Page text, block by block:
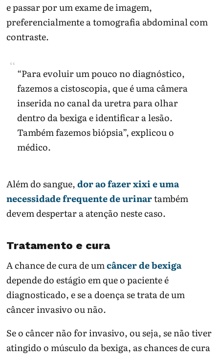
e passar por um exame de imagem,
preferencialmente a tomografia abdominal com
contraste.
“Para evoluir um pouco no diagnóstico,
fazemos a cistoscopia, que é uma câmera
inserida no canal da uretra para olhar
dentro da bexiga e identificar a lesão.
Também fazemos biópsia”, explicou o
médico.
Além do sangue,dor ao fazer xixi e uma
necessidade frequente de urinartambém
devem despertar a atenção neste caso.
Tratamento e cura
A chance de cura de umcâncer de bexiga
depende do estágio em que o paciente é
diagnosticado, e se a doença se trata de um
câncer invasivo ou não.
Se o câncer não for invasivo, ou seja, se não tiver
atingido o músculo da bexiga, as chances de cura